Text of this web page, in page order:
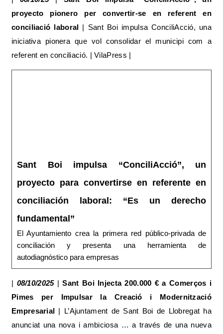
proyecto pionero per convertir-se en referent en
conciliació laboral | Sant Boi impulsa ConciliAcció, una
iniciativa pionera que vol consolidar el municipi com a
referent en conciliació. | VilaPress |
Sant Boi impulsa “ConciliAcció”, un
proyecto para convertirse en referente en
conciliación laboral: “Es un derecho
fundamental”
El Ayuntamiento crea la primera red público-privada de
conciliación y presenta una herramienta de
autodiagnóstico para empresas
| 08/10/2025|Sant Boi Injecta 200.000 € a Comerços i
Pimes per Impulsar la Creació i Modernització
Empresarial | L’Ajuntament de Sant Boi de Llobregat ha
anunciat una nova i ambiciosa … a través de una nueva